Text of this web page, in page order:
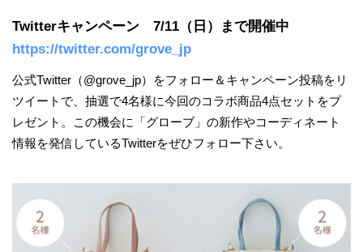
Twitterキャンペーン 7/11（日）まで開催中
https://twitter.com/grove_jp
公式Twitter（@grove_jp）をフォロー＆キャンペーン投稿をリ
ツイートで、抽選で4名様に今回のコラボ商品4点セットをプ
レゼント。この機会に「グローブ」の新作やコーディネート
情報を発信しているTwitterをぜひフォロー下さい。